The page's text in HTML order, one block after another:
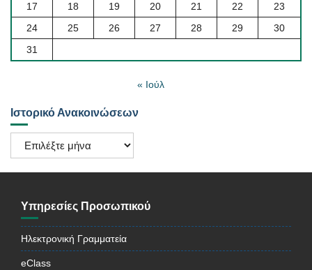
17
18 19 20 21 22
23
24
25 26 27 28 29
30
31
« Ιούλ
Ιστορικό Ανακοινώσεων
Ιστορικό
Ανακοινώσεων
Υπηρεσίες Προσωπικού
Ηλεκτρονική Γραμματεία
eClass